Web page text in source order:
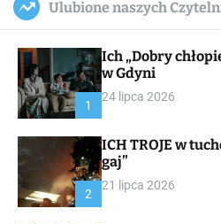
c
a
a
s
W
i
e
Ulubione naszych
1
Ich „Dobry
w Gdyni
24 lipca 2026
2
ICH TROJE w
gaj”
21 lipca 2026